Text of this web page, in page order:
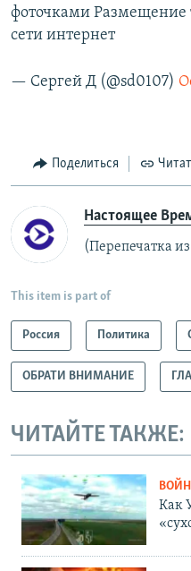
фоточками Размещение
сети интернет
— Сергей Д (@sd0107)
Поделиться
Настоящее
(Перепечатка из
This item is part of
Россия Политика
ОБРАТИ ВНИМАНИЕ
ЧИТАЙТЕ ТАКЖЕ:
Как